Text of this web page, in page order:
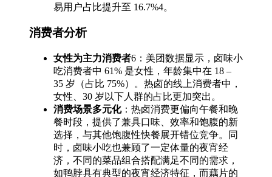
易用户占比提升至 16.7%4。
消费者分析
女性为主力消费者6：美团数据显示，卤味小
吃消费者中 61% 是女性，年龄集中在 18 –
35 岁（占比 75%）。热卤的线上消费者中，
女性、30 岁以下人群的占比更加突出。
消费场景多元化：热卤消费更偏向午餐和晚
餐时段，提供了兼具口味、效率和饱腹的新
选择，与其他饱腹性快餐展开错位竞争。同
时，卤味小吃也兼顾了一定体量的夜宵经
济，不同的菜品组合搭配满足不同的需求，
如鸭脖具有典型的夜宵经济特征，而藕片的